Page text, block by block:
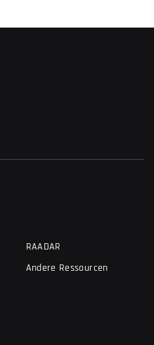
RAADAR
Andere Ressourcen